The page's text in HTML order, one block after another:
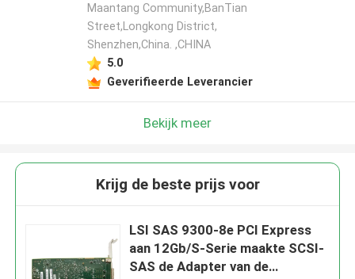
Maantang Community,BanTian
Street,Longkong District,
Shenzhen,China. ,CHINA
5.0
Geverifieerde Leverancier
Bekijk meer
Krijg de beste prijs voor
LSI SAS 9300-8e PCI Express
aan 12Gb/S-Serie maakte SCSI-
SAS de Adapter van de